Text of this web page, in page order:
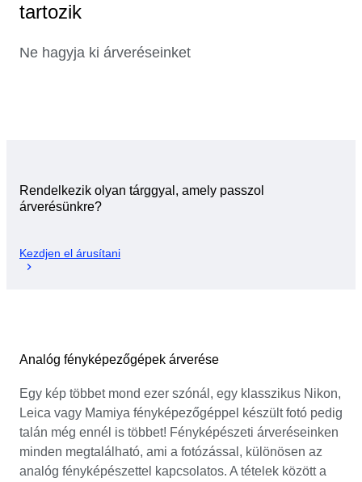
tartozik
Ne hagyja ki árveréseinket
Rendelkezik olyan tárggyal, amely passzol
árverésünkre?
Kezdjen el árusítani
Analóg fényképezőgépek árverése
Egy kép többet mond ezer szónál, egy klasszikus Nikon,
Leica vagy Mamiya fényképezőgéppel készült fotó pedig
talán még ennél is többet! Fényképészeti árveréseinken
minden megtalálható, ami a fotózással, különösen az
analóg fényképészettel kapcsolatos. A tételek között a